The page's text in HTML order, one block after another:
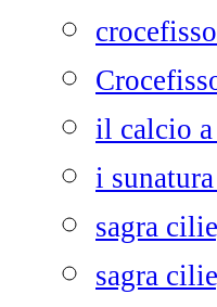
il calcio a
i
sagra
sagra